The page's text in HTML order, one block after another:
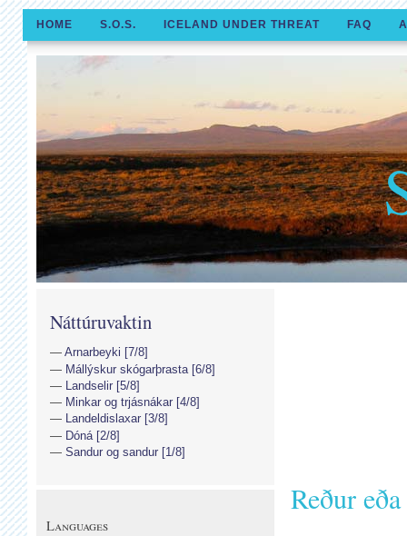
HOME S.O.S. ICELAND UNDER THREAT FAQ
Reður
Náttúruvaktin
Arnarbeyki [7/8]
Mállýskur skógarþrasta [6/8]
Landselir [5/8]
Minkar og trjásnákar [4/8]
Landeldislaxar [3/8]
Dóná [2/8]
Sandur og sandur [1/8]
Languages